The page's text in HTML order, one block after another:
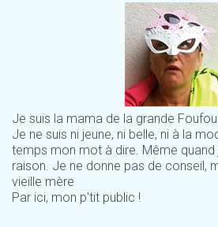
Je suis la mama de la grande
Je ne suis ni jeune, ni belle, ni à la
temps mon mot à dire. Même quand
raison. Je ne donne pas de conseil,
vieille mère
Par ici, mon p'tit public !